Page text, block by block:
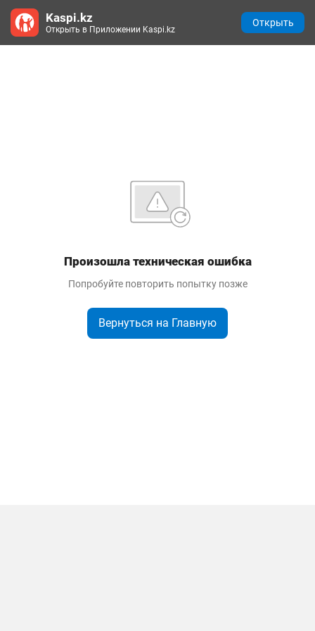
Произошла техническая ошибка
Попробуйте повторить попытку позже
Вернуться на Главную
Kaspi.kz
Открыть в Приложении Kaspi.kz
Открыть